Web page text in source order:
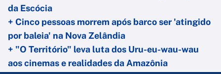
da Escócia
+ Cinco pessoas morrem após barco ser 'atingido
por baleia' na Nova Zelândia
+ "O Território" leva luta dos Uru-eu-wau-wau
aos cinemas e realidades da Amazônia